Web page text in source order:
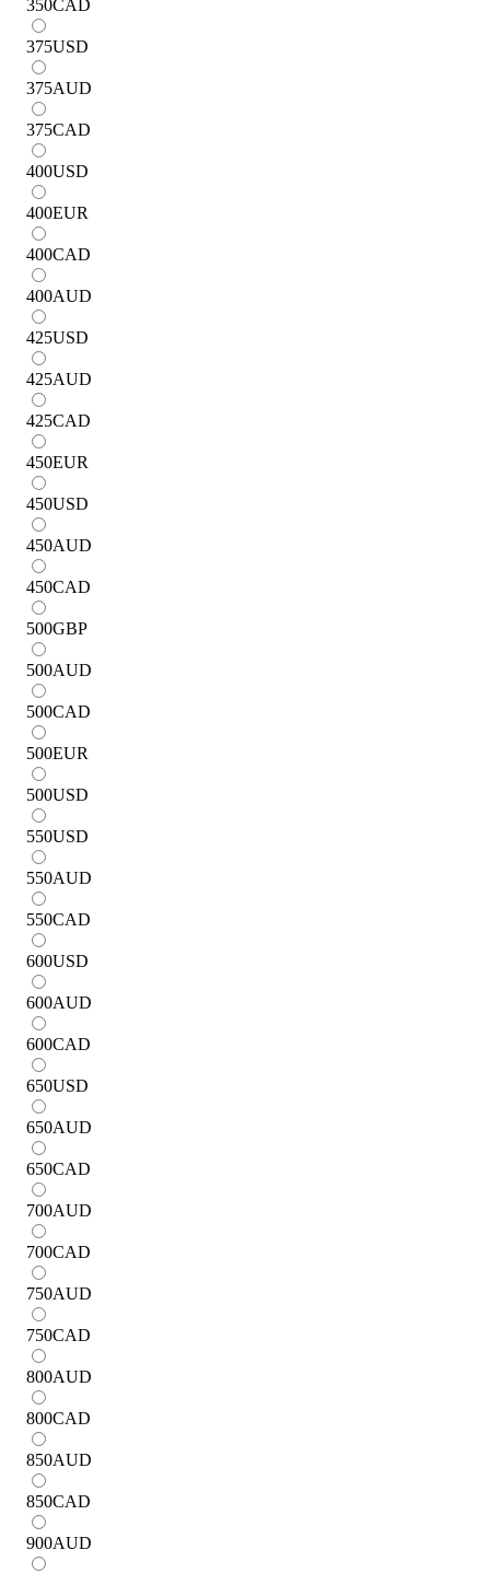
350CAD
375USD
375AUD
375CAD
400USD
400EUR
400CAD
400AUD
425USD
425AUD
425CAD
450EUR
450USD
450AUD
450CAD
500GBP
500AUD
500CAD
500EUR
500USD
550USD
550AUD
550CAD
600USD
600AUD
600CAD
650USD
650AUD
650CAD
700AUD
700CAD
750AUD
750CAD
800AUD
800CAD
850AUD
850CAD
900AUD